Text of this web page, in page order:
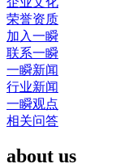
荣誉资质
加入一瞬
联系一瞬
一瞬新闻
行业新闻
一瞬观点
相关问答
about us